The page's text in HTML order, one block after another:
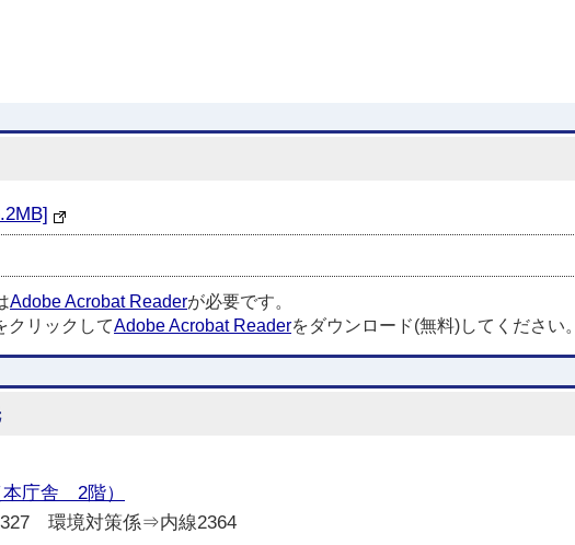
Adobe Acrobat Readerが必要です。
クリックしてAdobe Acrobat Readerをダウンロード(無料)してください。
庁舎 2階）
環境対策係⇒内線2364